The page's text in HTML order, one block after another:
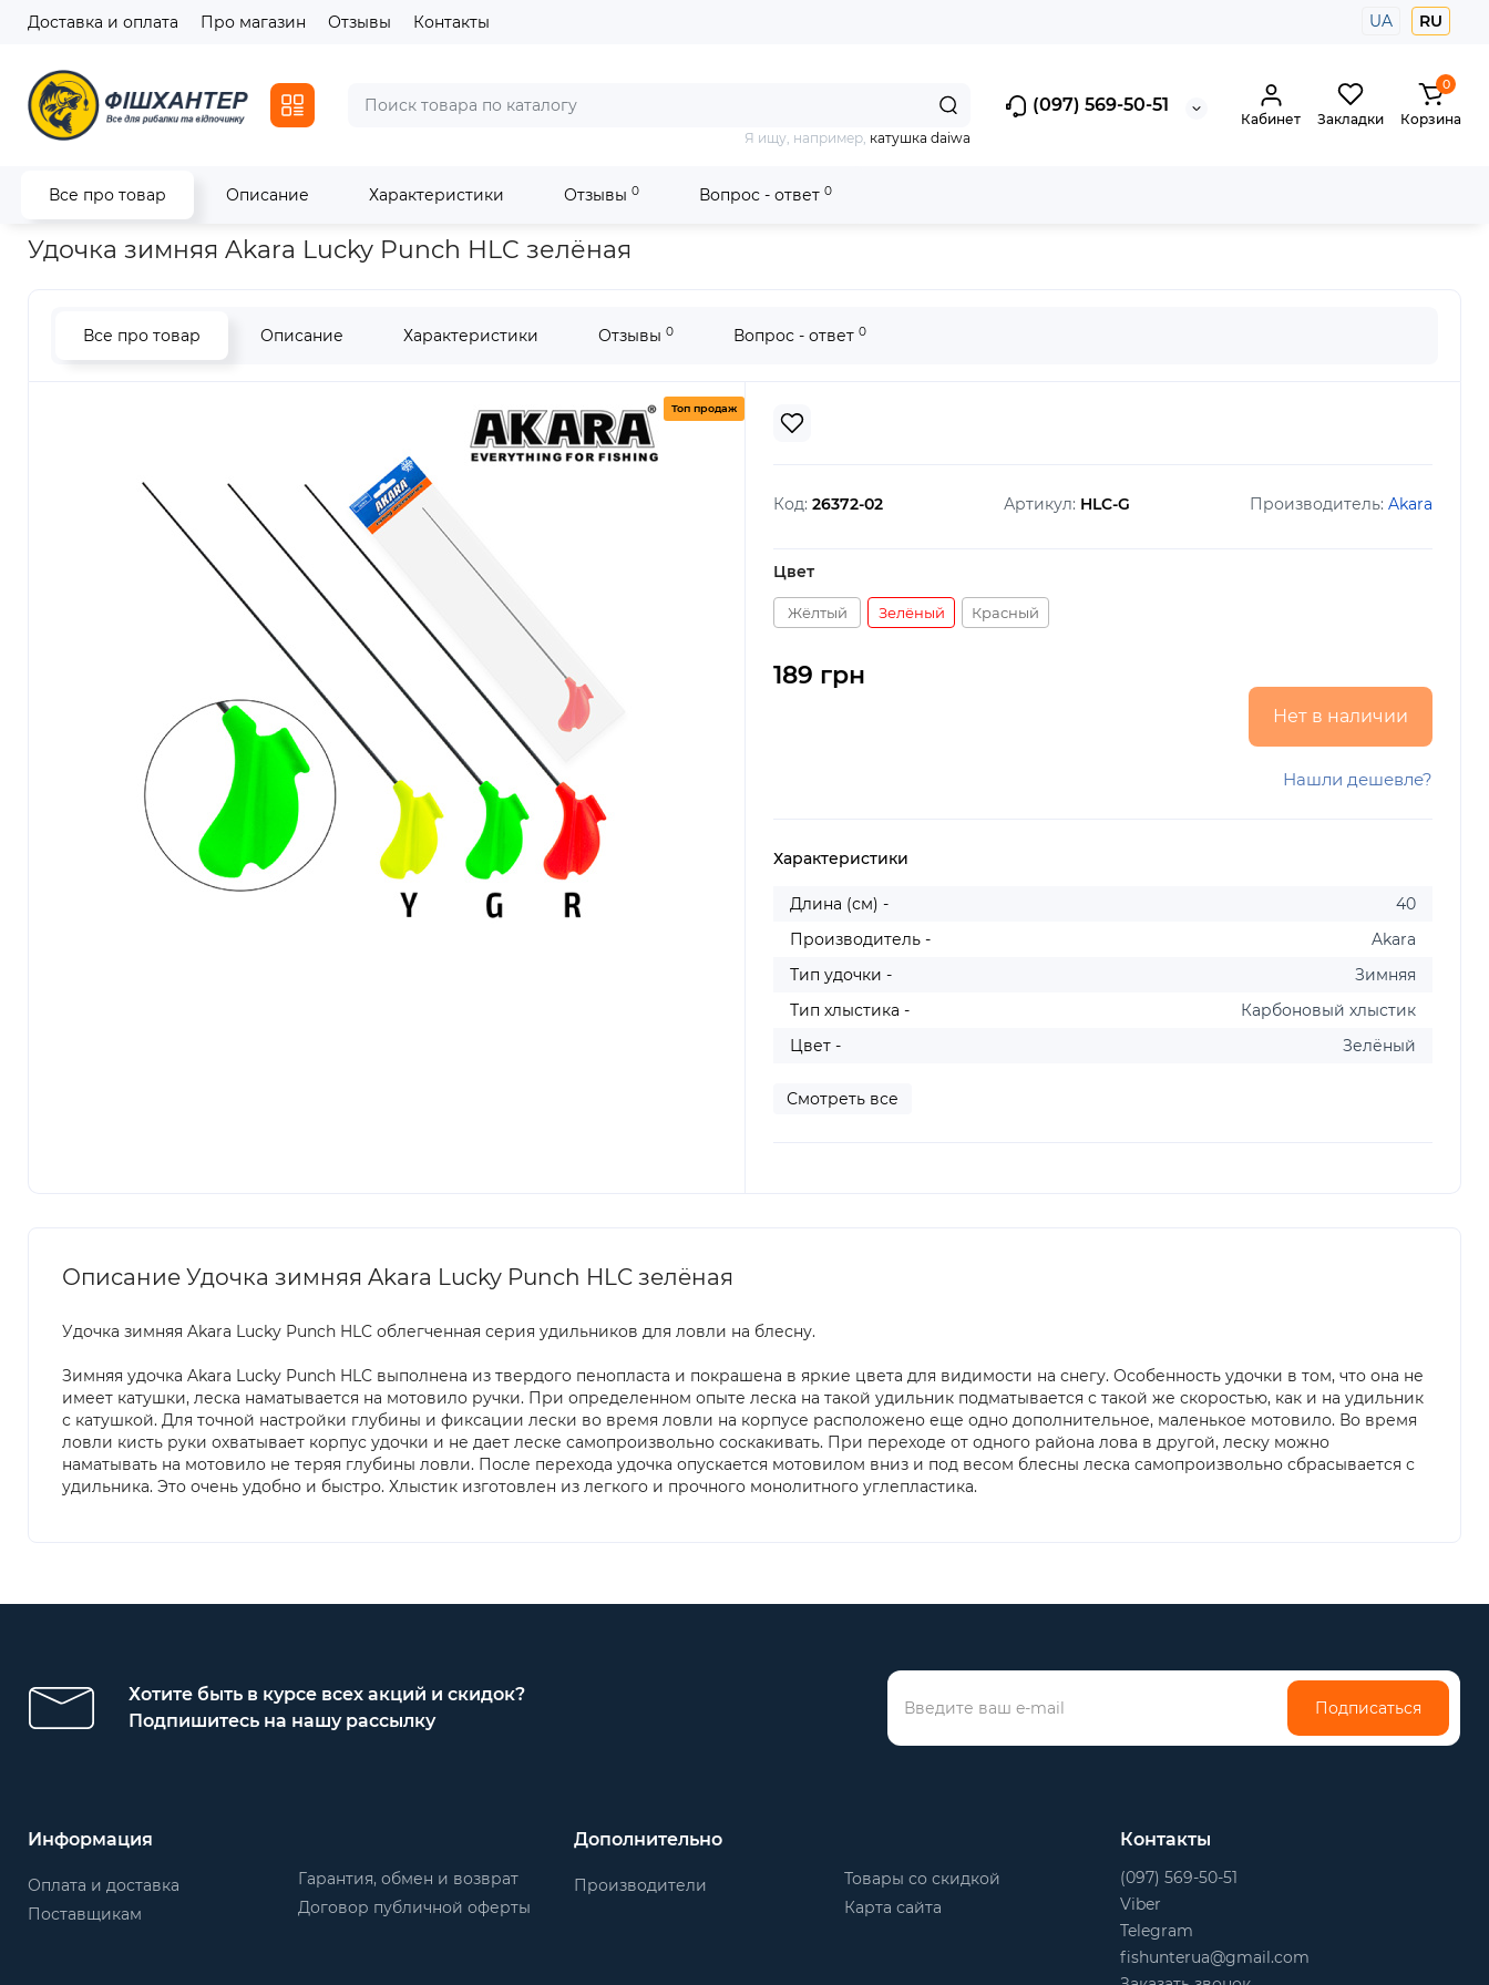
Доставка и оплата Про магазин Отзывы Контакты UA RU
(097) 569-50-51
Я ищу, например, катушка daiwa
Кабинет Закладки
0
Корзина
Все про товар Описание Характеристики Отзывы 0 Вопрос - ответ 0
Главная Зимний ассортимент Зимние удочки Удочка зимняя Akara Lucky Punch HLC зелёная
Удочка зимняя Akara Lucky Punch HLC зелёная
Все про товар Описание Характеристики Отзывы 0 Вопрос - ответ 0
Топ продаж
Код: 26372-02 Артикул: HLC-G Производитель: Akara
Цвет
Жёлтый Зелёный Красный
189 грн
Нет в наличии
Нашли дешевле?
Характеристики
Длина (см) -
40
Производитель -
Akara
Тип удочки -
Зимняя
Тип хлыстика -
Карбоновый хлыстик
Цвет -
Зелёный
Смотреть все
Описание Удочка зимняя Akara Lucky Punch HLC зелёная
Удочка зимняя Akara Lucky Punch HLC облегченная серия удильников для ловли на блесну.
Зимняя удочка Akara Lucky Punch HLC выполнена из твердого пенопласта и покрашена в яркие цвета для видимости на снегу. Особенность удочки в том, что она не
имеет катушки, леска наматывается на мотовило ручки. При определенном опыте леска на такой удильник подматывается с такой же скоростью, как и на удильник
с катушкой. Для точной настройки глубины и фиксации лески во время ловли на корпусе расположено еще одно дополнительное, маленькое мотовило. Во время
ловли кисть руки охватывает корпус удочки и не дает леске самопроизвольно соскакивать. При переходе от одного района лова в другой, леску можно
наматывать на мотовило не теряя глубины ловли. После перехода удочка опускается мотовилом вниз и под весом блесны леска самопроизвольно сбрасывается с
удильника. Это очень удобно и быстро. Хлыстик изготовлен из легкого и прочного монолитного углепластика.
Хотите быть в курсе всех акций и скидок?
Подпишитесь на нашу рассылку
Подписаться
Информация
Оплата и доставка
Поставщикам
Гарантия, обмен и возврат
Договор публичной оферты
Дополнительно
Производители
Товары со скидкой
Карта сайта
Контакты
(097) 569-50-51
Viber
Telegram
fishunterua@gmail.com